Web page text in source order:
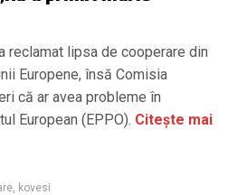
reclamat lipsa de cooperare din
Europene, însă Comisia
că ar avea probleme în
European (EPPO). Citește mai
, kovesi